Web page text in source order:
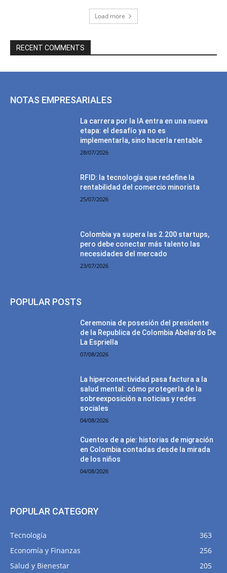
Load more
RECENT COMMENTS
NOTAS EMPRESARIALES
La carrera por la IA entra en una nueva
etapa: el desafío ya no es
implementarla, sino hacerla rentable
28/07/2026
RFID: la tecnología que redefine la
rentabilidad del comercio minorista
25/07/2026
Colombia ya supera las 2.200 startups,
pero debe conectar más talento las
necesidades del mercado
23/07/2026
POPULAR POSTS
Ceremonia de posesión del presidente
de la Republica de Colombia Abelardo De
La Espriella
07/08/2026
La hiperconectividad pasa factura a la
salud mental: cómo protegerla de la
sobreexposición a noticias y redes
sociales
04/08/2026
Cuentos de a pie: historias de migración
en Colombia contadas desde la mirada
de los niños
04/08/2026
POPULAR CATEGORY
Tecnología
363
Economía y Finanzas
256
Salud y Bienestar
205